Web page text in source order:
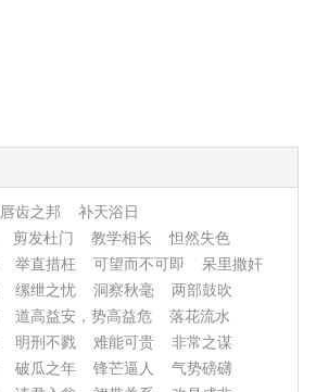
唇齿之邦
补天浴日
剪发杜门 教学相长
怛然失色
举直措枉 可望而不可即
呆里撒奸
缧绁之忧 洞察秋毫
两部鼓吹
道高益安，势高益危
落花流水
明刑不戮 难能可贵
非常之谋
破瓜之年 锋芒逼人
气势磅礴